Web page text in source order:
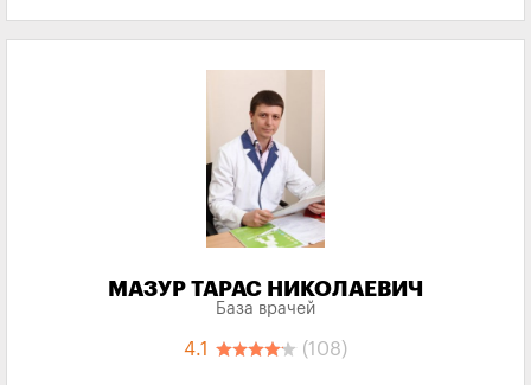
МАЗУР ТАРАС НИКОЛАЕВИЧ
База врачей
4.1 (108)